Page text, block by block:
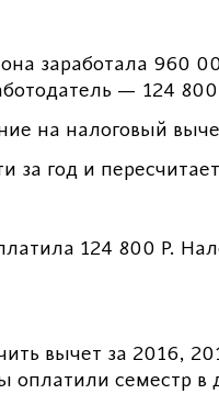
заработала 960
— 124 800
на налоговый
за год и
124 800 Р.
вычет за 2016,
семестр в